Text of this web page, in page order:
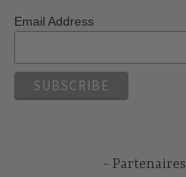
Email Address
Partenaires